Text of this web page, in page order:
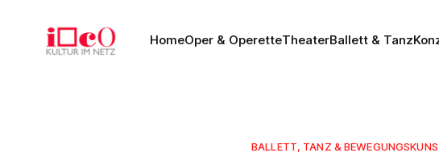
HomeOper & OperetteTheaterBallett & Tanz
BALLETT, TANZ &